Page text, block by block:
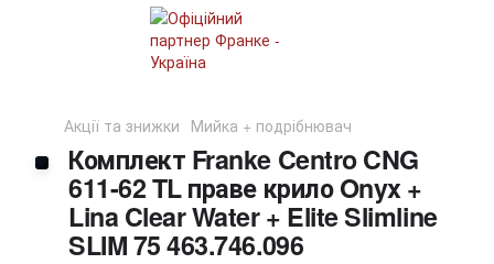
Акції та знижки Мийка + подрібнювач
Комплект Franke Centro CNG
611-62 TL праве крило Onyx +
Lina Clear Water + Elite Slimline
SLIM 75 463.746.096